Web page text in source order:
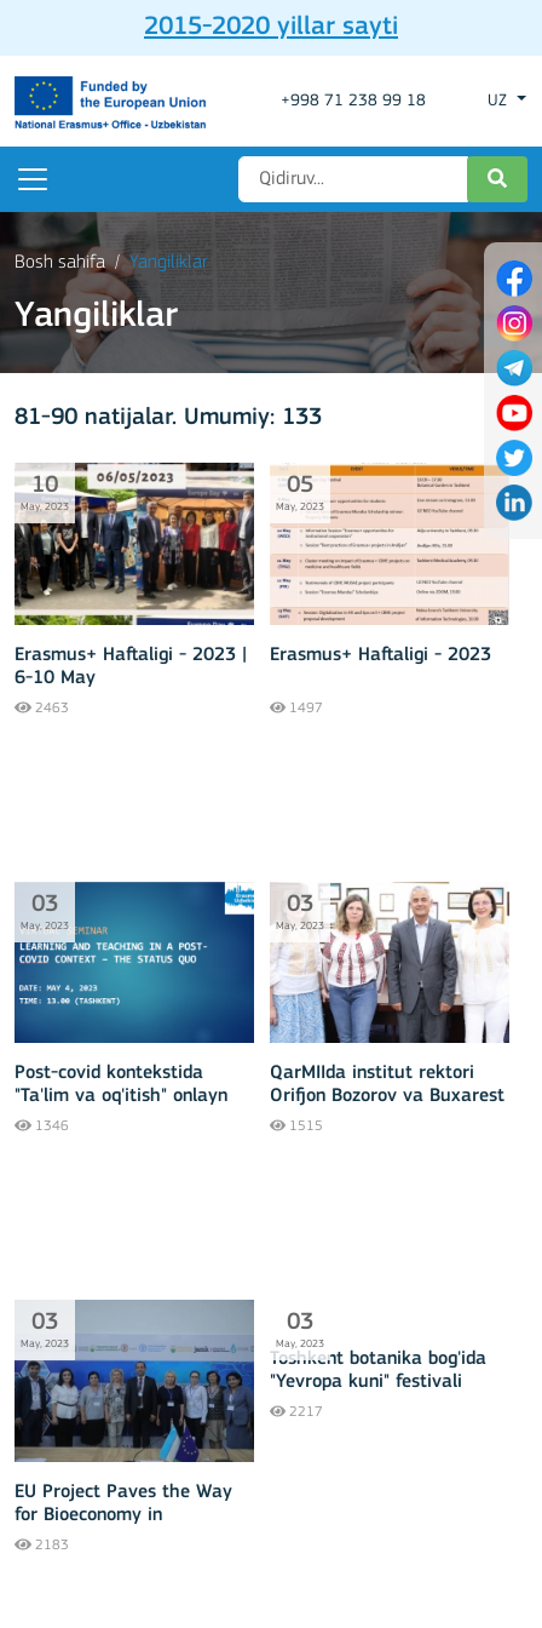
2015-2020 yillar sayti
+998 71 238 99 18 UZ
Bosh sahifa Yangiliklar
Yangiliklar
81-90 natijalar. Umumiy: 133
10
May, 2023
Erasmus+ Haftaligi - 2023 |
6-10 May
2463
05
May, 2023
Erasmus+ Haftaligi - 2023
1497
03
May, 2023
Post-covid kontekstida
"Ta'lim va oq'itish" onlayn
tadbiri
1346
03
May, 2023
QarMIIda institut rektori
Orifjon Bozorov va Buxarest
politexnika universiteti
1515
03
May, 2023
EU Project Paves the Way
for Bioeconomy in
Uzbekistan
2183
03
May, 2023
Toshkent botanika bog'ida
"Yevropa kuni" festivali
2217